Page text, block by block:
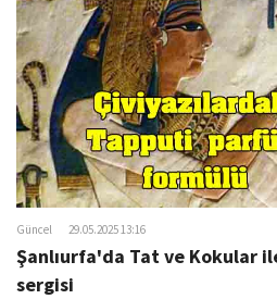
o
n
Güncel 29.05.2025 13:16
Şanlıurfa'da Tat ve Kokular
sergisi